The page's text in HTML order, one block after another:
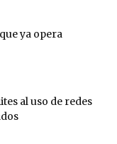
ya opera
al uso de redes